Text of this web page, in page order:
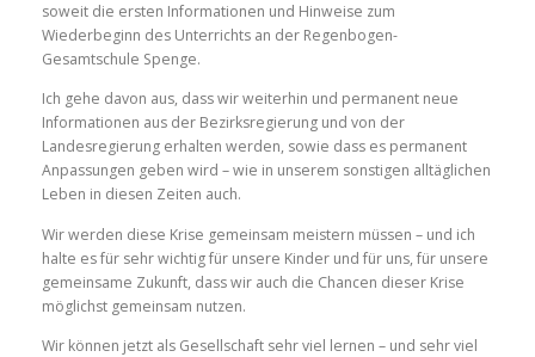
soweit die ersten Informationen und Hinweise zum
Wiederbeginn des Unterrichts an der Regenbogen-
Gesamtschule Spenge.
Ich gehe davon aus, dass wir weiterhin und permanent neue
Informationen aus der Bezirksregierung und von der
Landesregierung erhalten werden, sowie dass es permanent
Anpassungen geben wird – wie in unserem sonstigen alltäglichen
Leben in diesen Zeiten auch.
Wir werden diese Krise gemeinsam meistern müssen – und ich
halte es für sehr wichtig für unsere Kinder und für uns, für unsere
gemeinsame Zukunft, dass wir auch die Chancen dieser Krise
möglichst gemeinsam nutzen.
Wir können jetzt als Gesellschaft sehr viel lernen – und sehr viel